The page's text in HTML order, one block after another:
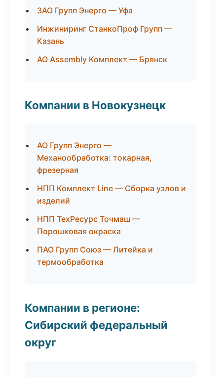
ЗАО Групп Энерго — Уфа
Инжиниринг СтанкоПроф Групп —
Казань
АО Assembly Комплект — Брянск
Компании в Новокузнецк
АО Групп Энерго —
Механообработка: токарная,
фрезерная
НПП Комплект Line — Сборка узлов и
изделий
НПП ТехРесурс Точмаш —
Порошковая окраска
ПАО Групп Союз — Литейка и
термообработка
Компании в регионе:
Сибирский федеральный
округ